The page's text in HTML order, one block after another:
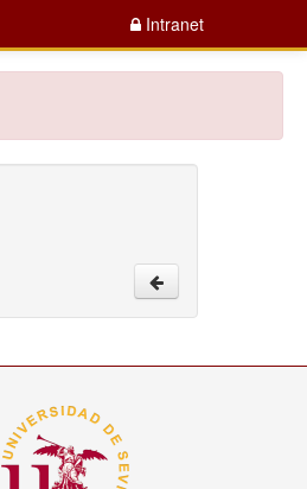
Intranet